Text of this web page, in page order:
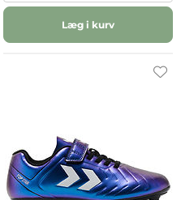
Læg i kurv